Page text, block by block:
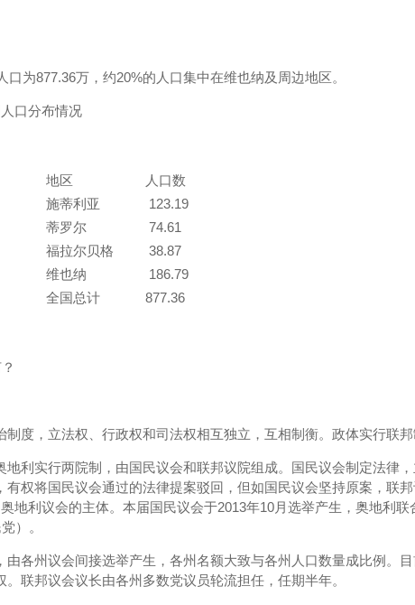
口为877.36万，约20%的人口集中在维也纳及周边地区。
口分布情况
地区
人口数
施蒂利亚
123.19
蒂罗尔
74.61
福拉尔贝格
38.87
维也纳
186.79
全国总计 877.36
度，立法权、行政权和司法权相互独立，互相制衡。政体实行联邦
地利实行两院制，由国民议会和联邦议院组成。国民议会制定法律
有权将国民议会通过的法律提案驳回，但如国民议会坚持原案，联
地利议会的主体。本届国民议会于2013年10月选举产生，奥地利
）。
由各州议会间接选举产生，各州名额大致与各州人口数量成比例。
联邦议会议长由各州多数党议员轮流担任，任期半年。